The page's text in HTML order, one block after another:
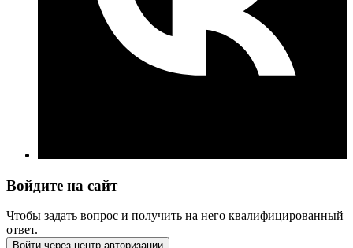
Войдите на сайт
Чтобы задать вопрос и получить на него квалифицированный
ответ.
Войти через центр авторизации